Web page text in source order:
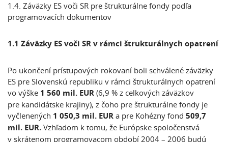
1.4. Záväzky ES voči SR pre štrukturálne fondy podľa
programovacích dokumentov
1.1 Záväzky ES voči SR v rámci štrukturálnych opatrení
Po ukončení prístupových rokovaní boli schválené záväzky
ES pre Slovenskú republiku v rámci štrukturálnych opatrení
vo výške 1 560 mil. EUR (6,9 % z celkových záväzkov
pre kandidátske krajiny), z čoho pre štrukturálne fondy je
vyčlenených 1 050,3 mil. EUR a pre Kohézny fond 509,7
mil. EUR. Vzhľadom k tomu, že Európske spoločenstvá
v skrátenom programovacom období 2004 – 2006 budú